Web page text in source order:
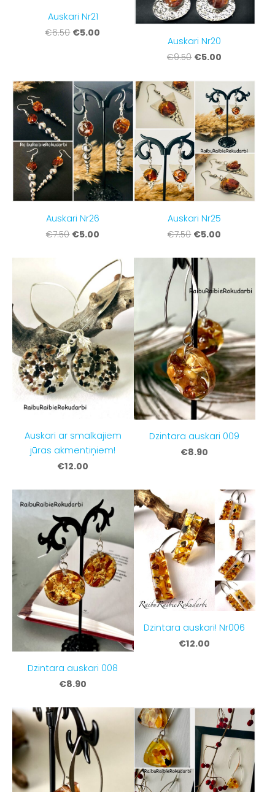
Auskari Nr21
€6.50 €5.00
Auskari Nr20
€9.50 €5.00
Auskari Nr26
€7.50 €5.00
Auskari Nr25
€7.50 €5.00
Auskari ar smalkajiem
jūras akmentiņiem!
€12.00
Dzintara auskari 009
€8.90
Dzintara auskari 008
€8.90
Dzintara auskari! Nr006
€12.00